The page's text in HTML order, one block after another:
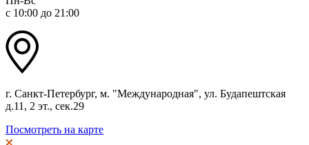
с 10:00 до 21:00
г. Санкт-Петербург, м. "Международная", ул. Будапештская
д.11, 2 эт., сек.29
Посмотреть на карте